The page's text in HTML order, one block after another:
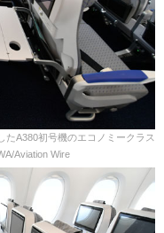
A380初号機のエコノミークラス
Aviation Wire